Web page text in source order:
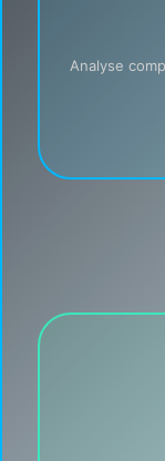
Analyse